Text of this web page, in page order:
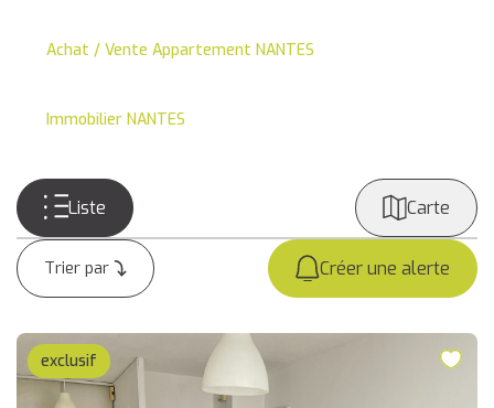
Achat / Vente Appartement NANTES
Immobilier NANTES
Créer une alerte
Liste Carte
exclusif